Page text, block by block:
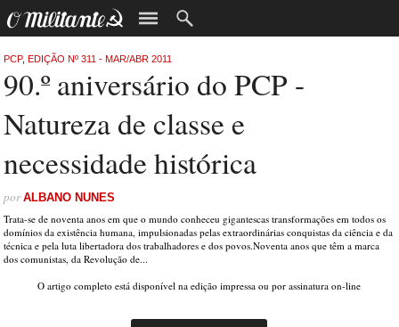
PCP,EDIÇÃO Nº 311 - MAR/ABR 2011
90.º aniversário do PCP -
Natureza de classe e
necessidade histórica
porALBANO NUNES
Trata-se de noventa anos em que o mundo conheceu gigantescas transformações em todos os
domínios da existência humana, impulsionadas pelas extraordinárias conquistas da ciência e da
técnica e pela luta libertadora dos trabalhadores e dos povos.Noventa anos que têm a marca
dos comunistas, da Revolução de...
O artigo completo está disponível na edição impressa ou por assinatura on-line